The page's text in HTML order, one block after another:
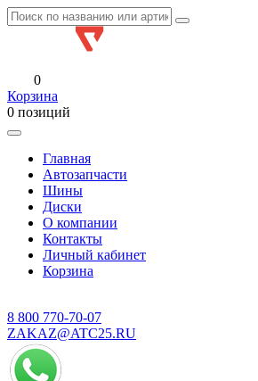
0
Корзина
0 позиций
Главная
Автозапчасти
Шины
Диски
О компании
Контакты
Личный кабинет
Корзина
8 800 770-70-07
ZAKAZ@ATC25.RU